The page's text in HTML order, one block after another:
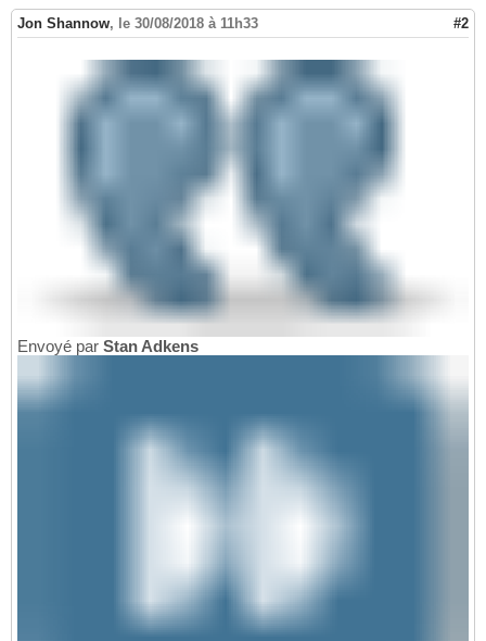
Jon Shannow, le 30/08/2018 à 11h33 #2
Envoyé par Stan Adkens